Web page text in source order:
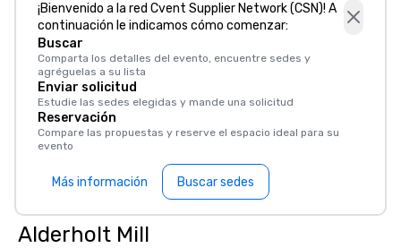
¡Bienvenido a la red Cvent Supplier Network (CSN)! A
continuación le indicamos cómo comenzar:
Buscar
Comparta los detalles del evento, encuentre sedes y
agréguelas a su lista
Enviar solicitud
Estudie las sedes elegidas y mande una solicitud
Reservación
Compare las propuestas y reserve el espacio ideal para su
evento
Más información Buscar sedes
Alderholt Mill